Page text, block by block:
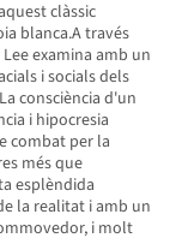
clàssic
blanca.A través
examina amb un
i socials dels
consciència d'un
i hipocresia
combat per la
més que
esplèndida
la realitat i amb un
i molt